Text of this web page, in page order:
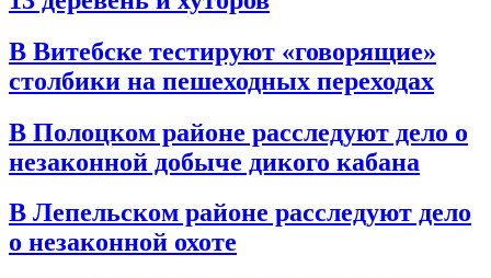
В Витебске тестируют «говорящие»
столбики на пешеходных переходах
В Полоцком районе расследуют дело о
незаконной добыче дикого кабана
В Лепельском районе расследуют дело
о незаконной охоте